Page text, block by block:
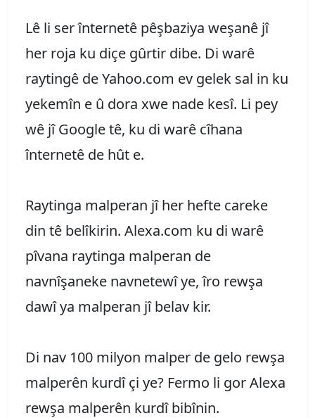
Lê li ser înternetê pêşbaziya weşanê jî
her roja ku diçe gûrtir dibe. Di warê
raytingê de Yahoo.com ev gelek sal in ku
yekemîn e û dora xwe nade kesî. Li pey
wê jî Google tê, ku di warê cîhana
înternetê de hût e.
Raytinga malperan jî her hefte careke
din tê belîkirin. Alexa.com ku di warê
pîvana raytinga malperan de
navnîşaneke navnetewî ye, îro rewşa
dawî ya malperan jî belav kir.
Di nav 100 milyon malper de gelo rewşa
malperên kurdî çi ye? Fermo li gor Alexa
rewşa malperên kurdî bibînin.